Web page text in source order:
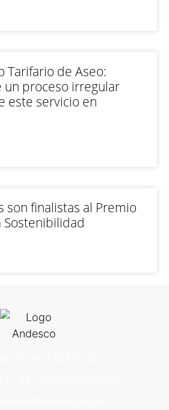
Tarifario de Aseo:
un proceso irregular
este servicio en
son finalistas al Premio
Sostenibilidad